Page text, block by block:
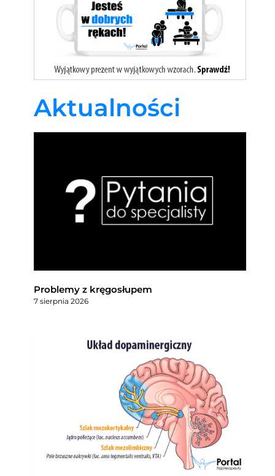
Aktualności
Problemy z kręgosłupem
7 sierpnia 2026